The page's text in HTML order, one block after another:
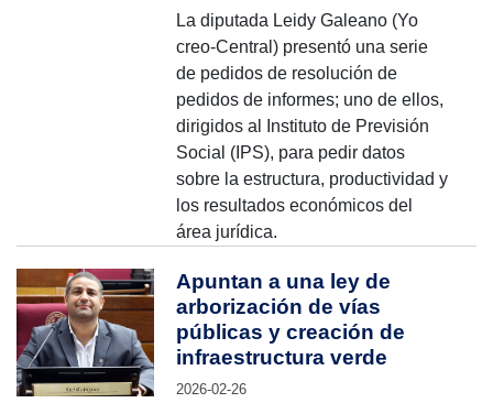
La diputada Leidy Galeano (Yo
creo-Central) presentó una serie
de pedidos de resolución de
pedidos de informes; uno de ellos,
dirigidos al Instituto de Previsión
Social (IPS), para pedir datos
sobre la estructura, productividad y
los resultados económicos del
área jurídica.
Apuntan a una ley de
arborización de vías
públicas y creación de
infraestructura verde
2026-02-26